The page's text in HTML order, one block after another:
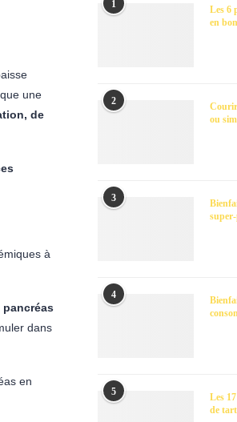
une
de
à
pancréas
dans
en
1
Les 6
en
2
ou
3
4
5
Les
de